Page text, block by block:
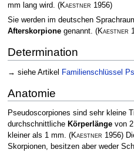
mm lang wird. (Kaestner 1956)
Sie werden im deutschen
Afterskorpionegenannt. (Kaestner
Determination
→ siehe Artikel Familienschlüssel
Anatomie
Pseudoscorpiones sind sehr kleine
durchschnittliche Körperlängevon 2
kleiner als 1 mm. (Kaestner 1956)
Skorpionen, besitzen aber weder